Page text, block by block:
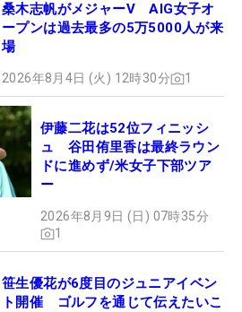
桑木志帆がメジャーV AIG女子オ
ープンは過去最多の5万5000人が来
場
2026年8月4日 (火) 12時30分 1
伊藤二花は52位フィニッシ
ュ 谷田侑里香は最終ラウン
ドに進めず/米女子下部ツア
ー
2026年8月9日 (日) 07時35分
1
笹生優花が6度目のジュニアイベン
ト開催 ゴルフを通じて伝えたいこ